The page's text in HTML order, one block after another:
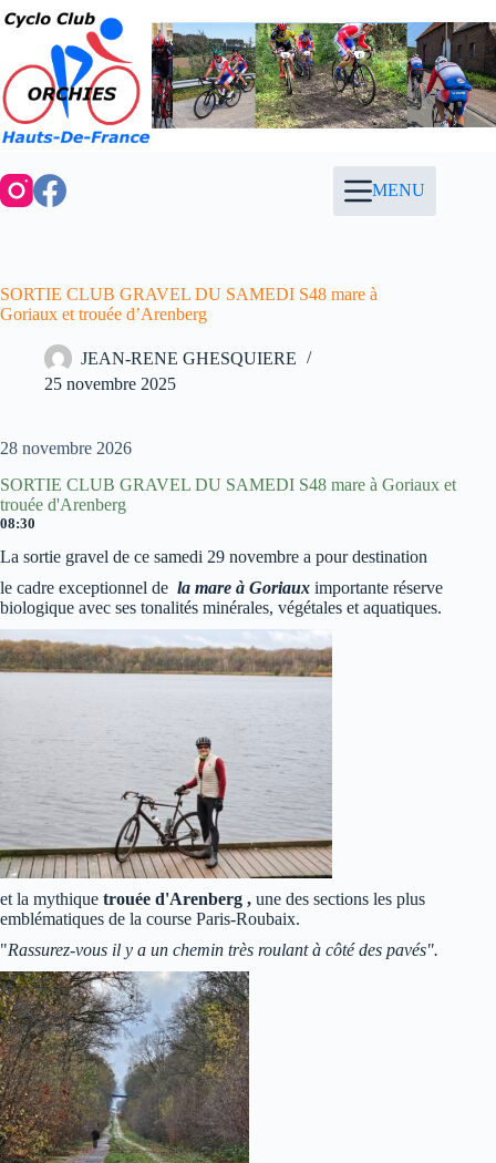
Passer
au
contenu
MENU
SORTIE CLUB GRAVEL DU SAMEDI S48 mare à
Goriaux et trouée d’Arenberg
JEAN-RENE GHESQUIERE
25 novembre 2025
28 novembre 2026
SORTIE CLUB GRAVEL DU SAMEDI S48 mare à Goriaux et
trouée d'Arenberg
08:30
La sortie gravel de ce samedi 29 novembre a pour destination
le cadre exceptionnel de la mare à Goriaux importante réserve
biologique avec ses tonalités minérales, végétales et aquatiques.
et la mythique trouée d'Arenberg , une des sections les plus
emblématiques de la course Paris-Roubaix.
"Rassurez-vous il y a un chemin très roulant à côté des pavés".